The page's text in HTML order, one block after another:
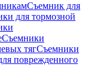
Съемник для
для тормозной
Съемники
тягСъемники
поврежденного